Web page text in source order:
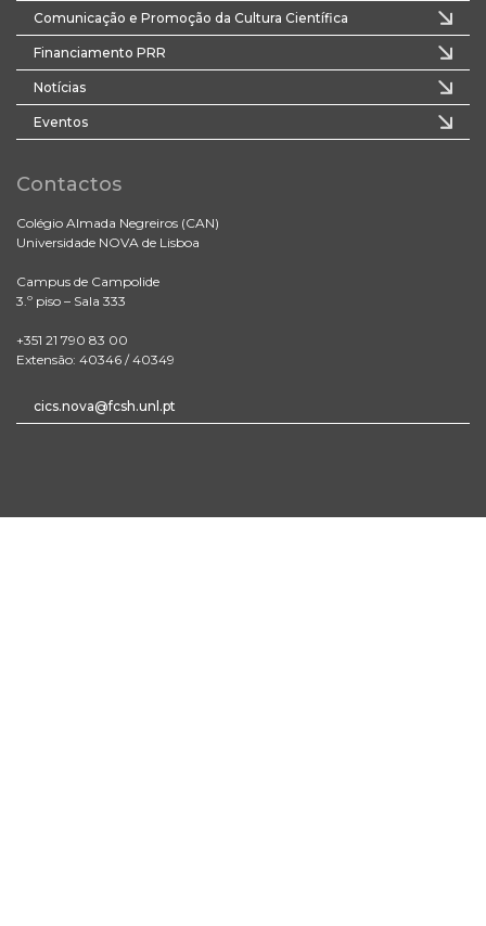
Comunicação e Promoção da Cultura Científica
Financiamento PRR
Notícias
Eventos
Contactos
Colégio Almada Negreiros (CAN)
Universidade NOVA de Lisboa
Campus de Campolide
3.º piso – Sala 333
+351 21 790 83 00
Extensão: 40346 / 40349
cics.nova@fcsh.unl.pt